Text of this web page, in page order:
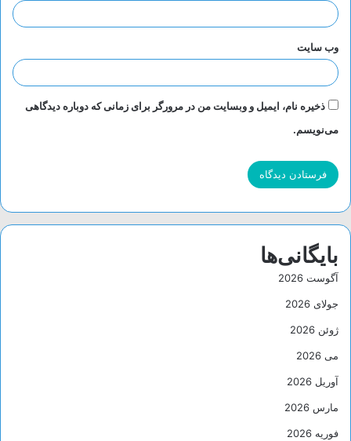
وب‌ سایت
ذخیره نام، ایمیل و وبسایت من در مرورگر برای زمانی که دوباره دیدگاهی
می‌نویسم.
بایگانی‌ها
آگوست 2026
جولای 2026
ژوئن 2026
می 2026
آوریل 2026
مارس 2026
فوریه 2026